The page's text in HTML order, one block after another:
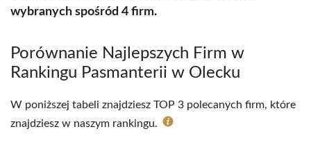
wybranych spośród 4 firm.
Porównanie Najlepszych Firm w
Rankingu Pasmanterii w Olecku
W poniższej tabeli znajdziesz TOP 3 polecanych firm, które
znajdziesz w naszym rankingu.